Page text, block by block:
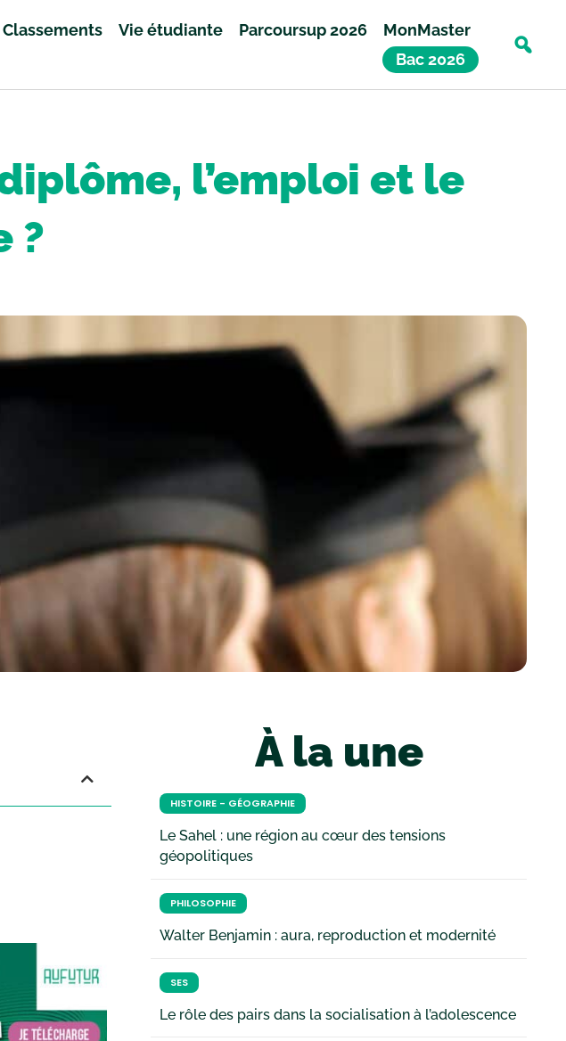
Classements Vie étudiante Parcoursup 2026
MonMaster
Bac 2026
l’emploi et le
?
À la une
HISTOIRE - GÉOGRAPHIE
Le Sahel : une région au cœur des tensions
géopolitiques
PHILOSOPHIE
Walter Benjamin : aura, reproduction et modernité
SES
Le rôle des pairs dans la socialisation à l’adolescence